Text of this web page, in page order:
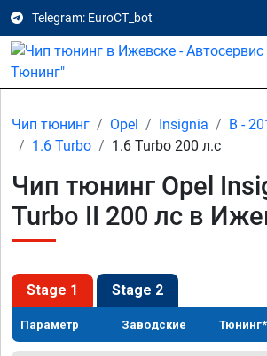
Telegram: EuroCT_bot
Чип тюнинг Opel Insignia
B -
1.6 Turbo
1.6 Turbo 200 л.с
Чип тюнинг Opel
Turbo II 200 лс в
Stage 1 Stage 2
Параметр Заводские Тюнинг*